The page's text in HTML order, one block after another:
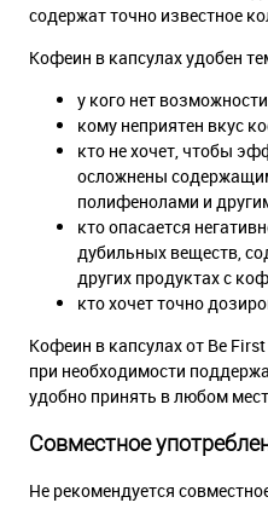
содержат точно известное
Кофеин в капсулах удобен
у кого нет
кому неприятен вкус
кто не хочет, чтобы
осложнены
полифенолами и
кто опасается
дубильных веществ,
других продуктах с
кто хочет точно
Кофеин в капсулах от Be
при необходимости
удобно принять в любом
Совместное
Не рекомендуется